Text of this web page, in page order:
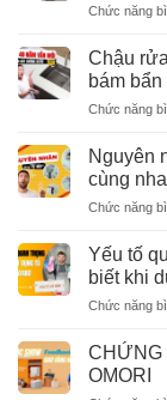
Chức năng
Chậu
bám
Chức năng
Nguyên
cùng
Chức năng
Yếu tố
biết khi
Chức năng
CHỨNG
OMORI